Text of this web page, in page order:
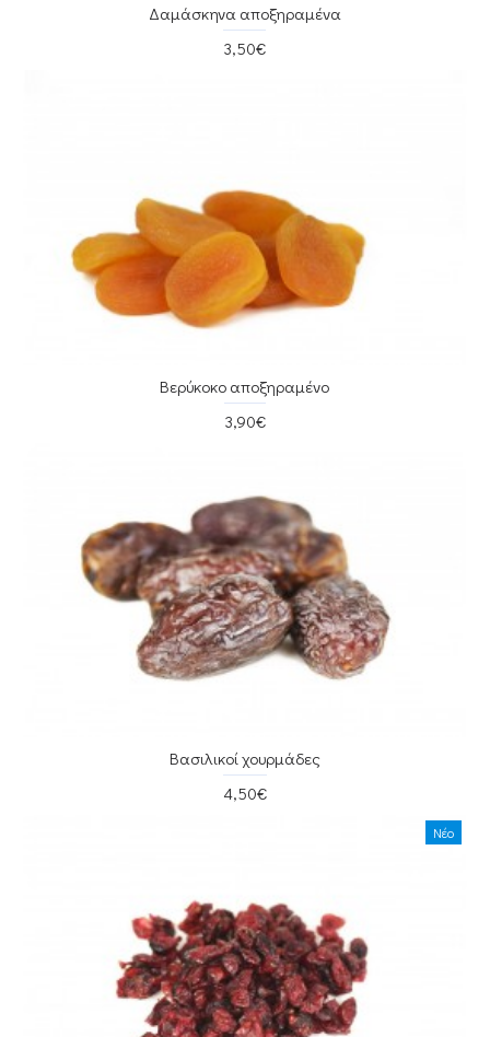
Δαμάσκηνα αποξηραμένα
3,50€
Βερύκοκο αποξηραμένο
3,90€
Βασιλικοί χουρμάδες
4,50€
Νέο